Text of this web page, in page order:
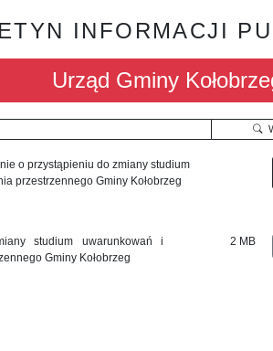
INFORMACJI
Urząd Gminy
o przystąpieniu do zmiany studium
przestrzennego Gminy Kołobrzeg
studium uwarunkowań i
Gminy Kołobrzeg
2 MB